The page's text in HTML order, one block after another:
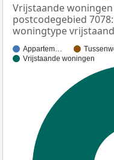
Vrijstaande
postcodegebied
woningtype
Appartem…
Vrijstaande woningen